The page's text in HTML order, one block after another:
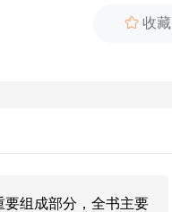
 收藏
组成部分， 全书主要